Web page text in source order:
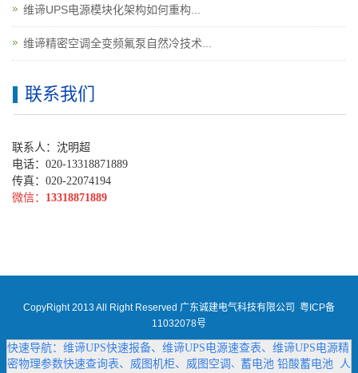
维谛UPS电源模块化架构如何重构...
维谛精密空调全变频氟泵自然冷技术...
联系我们
联系人：沈明超
电话：020-13318871889
传真：020-22074194
微信： 13318871889
CopyRight 2013 All Right Reserved 广东诚建电气科技有限公司 粤ICP备
11032078号
快速导航： 维谛UPS快速报备、 维谛UPS电源速查表、 维谛UPS电源精
密物理参数快速查询表、 威图机柜、 威图空调、 蓄电池 铅酸蓄电池 人